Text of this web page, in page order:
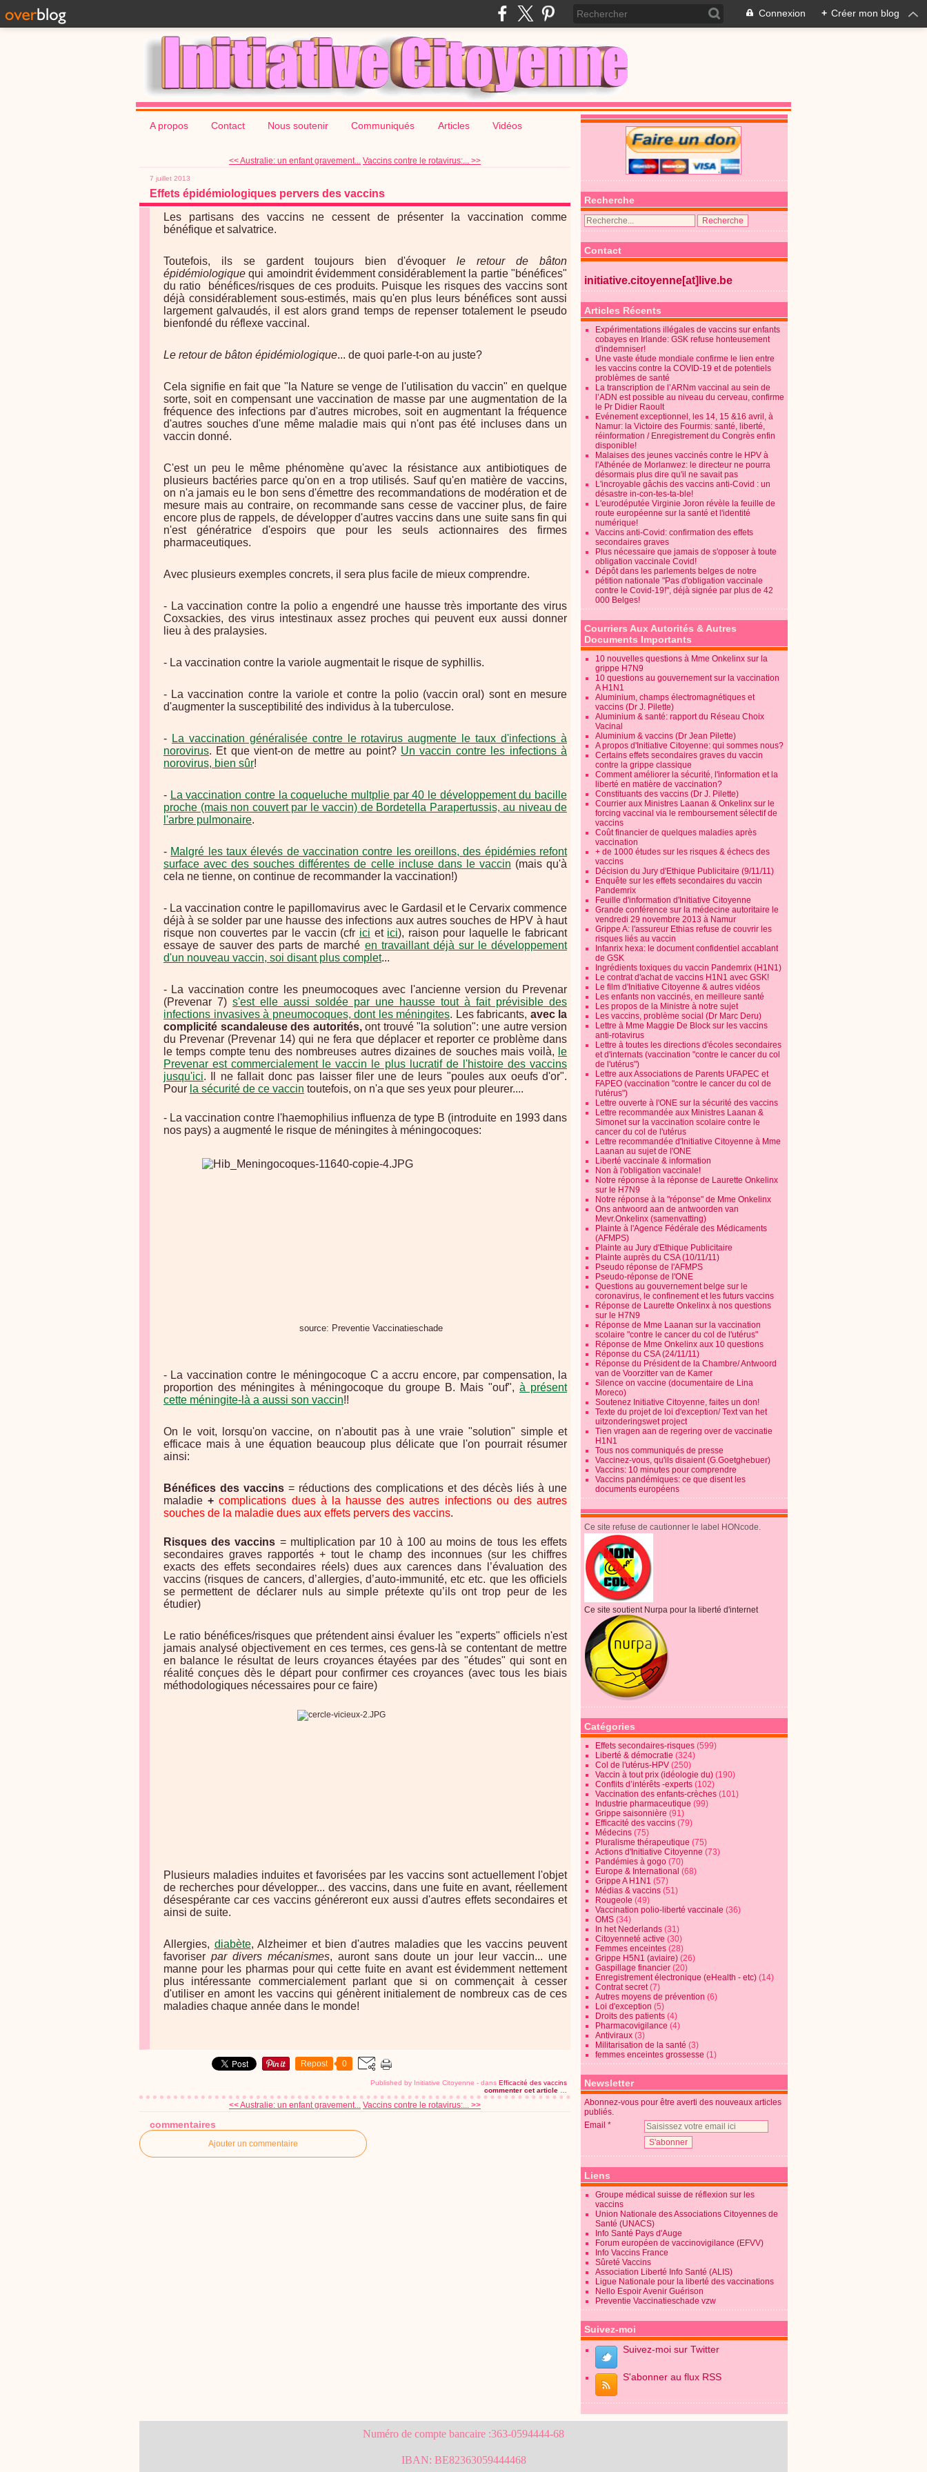
Connexion + Créer mon blog
A propos Contact Nous soutenir Communiqués Articles Vidéos
<< Australie: un enfant gravement... Vaccins contre le rotavirus:... >>
7 juillet 2013
Effets épidémiologiques pervers des vaccins
Les partisans des vaccins ne cessent de présenter la vaccination comme
bénéfique et salvatrice.
Toutefois, ils se gardent toujours bien d'évoquer le retour de bâton
épidémiologique qui amoindrit évidemment considérablement la partie "bénéfices"
du ratio bénéfices/risques de ces produits. Puisque les risques des vaccins sont
déjà considérablement sous-estimés, mais qu'en plus leurs bénéfices sont aussi
largement galvaudés, il est alors grand temps de repenser totalement le pseudo
bienfondé du réflexe vaccinal.
Le retour de bâton épidémiologique... de quoi parle-t-on au juste?
Cela signifie en fait que "la Nature se venge de l'utilisation du vaccin" en quelque
sorte, soit en compensant une vaccination de masse par une augmentation de la
fréquence des infections par d'autres microbes, soit en augmentant la fréquence
d'autres souches d'une même maladie mais qui n'ont pas été incluses dans un
vaccin donné.
C'est un peu le même phénomène qu'avec la résistance aux antibiotiques de
plusieurs bactéries parce qu'on en a trop utilisés. Sauf qu'en matière de vaccins,
on n'a jamais eu le bon sens d'émettre des recommandations de modération et de
mesure mais au contraire, on recommande sans cesse de vacciner plus, de faire
encore plus de rappels, de développer d'autres vaccins dans une suite sans fin qui
n'est génératrice d'espoirs que pour les seuls actionnaires des firmes
pharmaceutiques.
Avec plusieurs exemples concrets, il sera plus facile de mieux comprendre.
- La vaccination contre la polio a engendré une hausse très importante des virus
Coxsackies, des virus intestinaux assez proches qui peuvent eux aussi donner
lieu à des pralaysies.
- La vaccination contre la variole augmentait le risque de syphillis.
- La vaccination contre la variole et contre la polio (vaccin oral) sont en mesure
d'augmenter la susceptibilité des individus à la tuberculose.
- La vaccination généralisée contre le rotavirus augmente le taux d'infections à
norovirus. Et que vient-on de mettre au point? Un vaccin contre les infections à
norovirus, bien sûr!
- La vaccination contre la coqueluche multplie par 40 le développement du bacille
proche (mais non couvert par le vaccin) de Bordetella Parapertussis, au niveau de
l'arbre pulmonaire.
- Malgré les taux élevés de vaccination contre les oreillons, des épidémies refont
surface avec des souches différentes de celle incluse dans le vaccin (mais qu'à
cela ne tienne, on continue de recommander la vaccination!)
- La vaccination contre le papillomavirus avec le Gardasil et le Cervarix commence
déjà à se solder par une hausse des infections aux autres souches de HPV à haut
risque non couvertes par le vaccin (cfr ici et ici), raison pour laquelle le fabricant
essaye de sauver des parts de marché en travaillant déjà sur le développement
d'un nouveau vaccin, soi disant plus complet...
- La vaccination contre les pneumocoques avec l'ancienne version du Prevenar
(Prevenar 7) s'est elle aussi soldée par une hausse tout à fait prévisible des
infections invasives à pneumocoques, dont les méningites. Les fabricants, avec la
complicité scandaleuse des autorités,ont trouvé "la solution": une autre version
du Prevenar (Prevenar 14) qui ne fera que déplacer et reporter ce problème dans
le temps compte tenu des nombreuses autres dizaines de souches mais voilà, le
Prevenar est commercialement le vaccin le plus lucratif de l'histoire des vaccins
jusqu'ici. Il ne fallait donc pas laisser filer une de leurs "poules aux oeufs d'or".
Pour la sécurité de ce vaccin toutefois, on n'a que ses yeux pour pleurer....
- La vaccination contre l'haemophilius influenza de type B (introduite en 1993 dans
nos pays) a augmenté le risque de méningites à méningocoques:
source: Preventie Vaccinatieschade
- La vaccination contre le méningocoque C a accru encore, par compensation, la
proportion des méningites à méningocoque du groupe B. Mais "ouf", à présent
cette méningite-là a aussi son vaccin!!
On le voit, lorsqu'on vaccine, on n'aboutit pas à une vraie "solution" simple et
efficace mais à une équation beaucoup plus délicate que l'on pourrait résumer
ainsi:
Bénéfices des vaccins = réductions des complications et des décès liés à une
maladie+ complications dues à la hausse des autres infections ou des autres
souches de la maladie dues aux effets pervers des vaccins.
Risques des vaccins = multiplication par 10 à 100 au moins de tous les effets
secondaires graves rapportés + tout le champ des inconnues (sur les chiffres
exacts des effets secondaires réels) dues aux carences dans l’évaluation des
vaccins (risques de cancers, d’allergies, d’auto-immunité, etc etc. que les officiels
se permettent de déclarer nuls au simple prétexte qu’ils ont trop peur de les
étudier)
Le ratio bénéfices/risques que prétendent ainsi évaluer les "experts" officiels n'est
jamais analysé objectivement en ces termes, ces gens-là se contentant de mettre
en balance le résultat de leurs croyances étayées par des "études" qui sont en
réalité conçues dès le départ pour confirmer ces croyances (avec tous les biais
méthodologiques nécessaires pour ce faire)
Plusieurs maladies induites et favorisées par les vaccins sont actuellement l'objet
de recherches pour développer... des vaccins, dans une fuite en avant, réellement
désespérante car ces vaccins généreront eux aussi d'autres effets secondaires et
ainsi de suite.
Allergies, diabète, Alzheimer et bien d'autres maladies que les vaccins peuvent
favoriser par divers mécanismes, auront sans doute un jour leur vaccin... une
manne pour les pharmas pour qui cette fuite en avant est évidemment nettement
plus intéressante commercialement parlant que si on commençait à cesser
d'utiliser en amont les vaccins qui génèrent initialement de nombreux cas de ces
maladies chaque année dans le monde!
Repost 0
Published by Initiative Citoyenne - dans Efficacité des vaccins
commenter cet article
<< Australie: un enfant gravement... Vaccins contre le rotavirus:... >>
commentaires
Ajouter un commentaire
Recherche
Contact
initiative.citoyenne[at]live.be
Articles Récents
Expérimentations illégales de vaccins sur enfants
cobayes en Irlande: GSK refuse honteusement
d'indemniser!
Une vaste étude mondiale confirme le lien entre
les vaccins contre la COVID-19 et de potentiels
problèmes de santé
La transcription de l’ARNm vaccinal au sein de
l’ADN est possible au niveau du cerveau, confirme
le Pr Didier Raoult
Evénement exceptionnel, les 14, 15 &16 avril, à
Namur: la Victoire des Fourmis: santé, liberté,
réinformation / Enregistrement du Congrès enfin
disponible!
Malaises des jeunes vaccinés contre le HPV à
l'Athénée de Morlanwez: le directeur ne pourra
désormais plus dire qu'il ne savait pas
L'incroyable gâchis des vaccins anti-Covid : un
désastre in-con-tes-ta-ble!
L'eurodéputée Virginie Joron révèle la feuille de
route européenne sur la santé et l'identité
numérique!
Vaccins anti-Covid: confirmation des effets
secondaires graves
Plus nécessaire que jamais de s'opposer à toute
obligation vaccinale Covid!
Dépôt dans les parlements belges de notre
pétition nationale "Pas d'obligation vaccinale
contre le Covid-19!", déjà signée par plus de 42
000 Belges!
Courriers Aux Autorités & Autres
Documents Importants
10 nouvelles questions à Mme Onkelinx sur la
grippe H7N9
10 questions au gouvernement sur la vaccination
A H1N1
Aluminium, champs électromagnétiques et
vaccins (Dr J. Pilette)
Aluminium & santé: rapport du Réseau Choix
Vacinal
Aluminium & vaccins (Dr Jean Pilette)
A propos d'Initiative Citoyenne: qui sommes nous?
Certains effets secondaires graves du vaccin
contre la grippe classique
Comment améliorer la sécurité, l'information et la
liberté en matière de vaccination?
Constituants des vaccins (Dr J. Pilette)
Courrier aux Ministres Laanan & Onkelinx sur le
forcing vaccinal via le remboursement sélectif de
vaccins
Coût financier de quelques maladies après
vaccination
+ de 1000 études sur les risques & échecs des
vaccins
Décision du Jury d'Ethique Publicitaire (9/11/11)
Enquête sur les effets secondaires du vaccin
Pandemrix
Feuille d'information d'Initiative Citoyenne
Grande conférence sur la médecine autoritaire le
vendredi 29 novembre 2013 à Namur
Grippe A: l'assureur Ethias refuse de couvrir les
risques liés au vaccin
Infanrix hexa: le document confidentiel accablant
de GSK
Ingrédients toxiques du vaccin Pandemrix (H1N1)
Le contrat d'achat de vaccins H1N1 avec GSK!
Le film d'Initiative Citoyenne & autres vidéos
Les enfants non vaccinés, en meilleure santé
Les propos de la Ministre à notre sujet
Les vaccins, problème social (Dr Marc Deru)
Lettre à Mme Maggie De Block sur les vaccins
anti-rotavirus
Lettre à toutes les directions d'écoles secondaires
et d'internats (vaccination "contre le cancer du col
de l'utérus")
Lettre aux Associations de Parents UFAPEC et
FAPEO (vaccination "contre le cancer du col de
l'utérus")
Lettre ouverte à l'ONE sur la sécurité des vaccins
Lettre recommandée aux Ministres Laanan &
Simonet sur la vaccination scolaire contre le
cancer du col de l'utérus
Lettre recommandée d'Initiative Citoyenne à Mme
Laanan au sujet de l'ONE
Liberté vaccinale & information
Non à l'obligation vaccinale!
Notre réponse à la réponse de Laurette Onkelinx
sur le H7N9
Notre réponse à la "réponse" de Mme Onkelinx
Ons antwoord aan de antwoorden van
Mevr.Onkelinx (samenvatting)
Plainte à l'Agence Fédérale des Médicaments
(AFMPS)
Plainte au Jury d'Ethique Publicitaire
Plainte auprès du CSA (10/11/11)
Pseudo réponse de l'AFMPS
Pseudo-réponse de l'ONE
Questions au gouvernement belge sur le
coronavirus, le confinement et les futurs vaccins
Réponse de Laurette Onkelinx à nos questions
sur le H7N9
Réponse de Mme Laanan sur la vaccination
scolaire "contre le cancer du col de l'utérus"
Réponse de Mme Onkelinx aux 10 questions
Réponse du CSA (24/11/11)
Réponse du Président de la Chambre/ Antwoord
van de Voorzitter van de Kamer
Silence on vaccine (documentaire de Lina
Moreco)
Soutenez Initiative Citoyenne, faites un don!
Texte du projet de loi d'exception/ Text van het
uitzonderingswet project
Tien vragen aan de regering over de vaccinatie
H1N1
Tous nos communiqués de presse
Vaccinez-vous, qu'ils disaient (G.Goetghebuer)
Vaccins: 10 minutes pour comprendre
Vaccins pandémiques: ce que disent les
documents européens
Ce site refuse de cautionner le label HONcode.
Ce site soutient Nurpa pour la liberté d'internet
Catégories
Effets secondaires-risques (599)
Liberté & démocratie (324)
Col de l'utérus-HPV (250)
Vaccin à tout prix (idéologie du) (190)
Conflits d’intérêts -experts (102)
Vaccination des enfants-crèches (101)
Industrie pharmaceutique (99)
Grippe saisonnière (91)
Efficacité des vaccins (79)
Médecins (75)
Pluralisme thérapeutique (75)
Actions d'Initiative Citoyenne (73)
Pandémies à gogo (70)
Europe & International (68)
Grippe A H1N1 (57)
Médias & vaccins (51)
Rougeole (49)
Vaccination polio-liberté vaccinale (36)
OMS (34)
In het Nederlands (31)
Citoyenneté active (30)
Femmes enceintes (28)
Grippe H5N1 (aviaire) (26)
Gaspillage financier (20)
Enregistrement électronique (eHealth - etc) (14)
Contrat secret(7)
Autres moyens de prévention (6)
Loi d'exception (5)
Droits des patients (4)
Pharmacovigilance (4)
Antiviraux (3)
Militarisation de la santé (3)
femmes enceintes grossesse (1)
Newsletter
Abonnez-vous pour être averti des nouveaux articles
publiés.
Email
Liens
Groupe médical suisse de réflexion sur les
vaccins
Union Nationale des Associations Citoyennes de
Santé (UNACS)
Info Santé Pays d'Auge
Forum européen de vaccinovigilance (EFVV)
Info Vaccins France
Sûreté Vaccins
Association Liberté Info Santé (ALIS)
Ligue Nationale pour la liberté des vaccinations
Nello Espoir Avenir Guérison
Preventie Vaccinatieschade vzw
Suivez-moi
Suivez-moi sur Twitter
S'abonner au flux RSS
Numéro de compte bancaire :363-0594444-68
IBAN: BE82363059444468